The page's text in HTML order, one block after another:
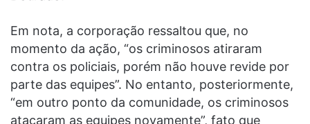
Em nota, a corporação ressaltou que, no
momento da ação, “os criminosos atiraram
contra os policiais, porém não houve revide por
parte das equipes”. No entanto, posteriormente,
“em outro ponto da comunidade, os criminosos
atacaram as equipes novamente”, fato que